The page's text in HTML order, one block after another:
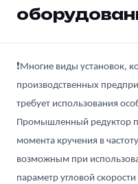
❗Многие виды установок,
производственных
требует использования
Промышленный редуктор
момента кручения в
возможным при
параметр угловой